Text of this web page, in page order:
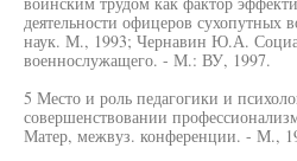
деятельности офицеров сухопутных
наук. М., 1993; Чернавин Ю.А.
военнослужащего. - М.: ВУ, 1997.
5 Место и роль педагогики и
совершенствовании
Матер, межвуз. конференции. - М.,